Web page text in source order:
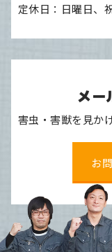
定休日：日曜日、
メー
害虫・害獣を見か
お